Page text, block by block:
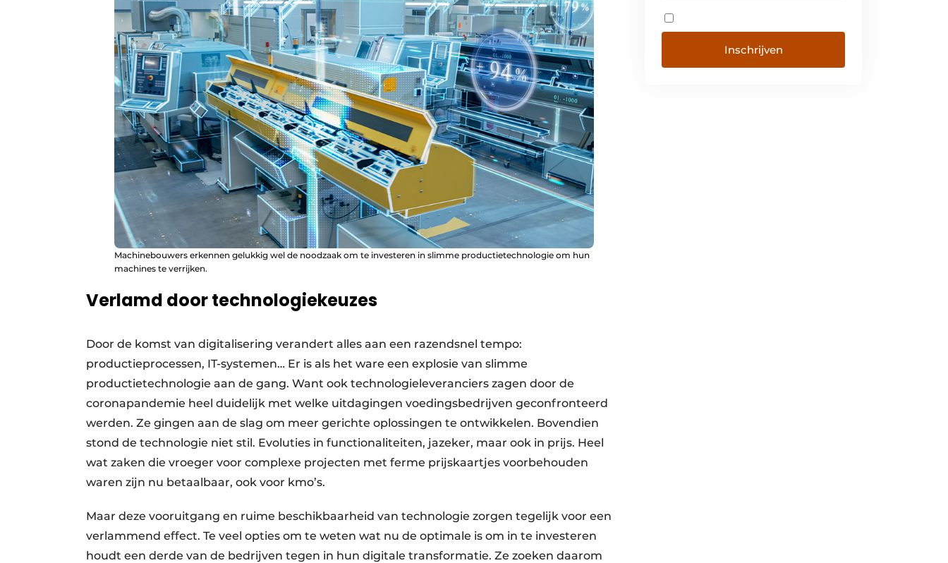
Machinebouwers erkennen gelukkig wel de noodzaak om te investeren in slimme productietechnologie om hun
machines te verrijken.
Verlamd door technologiekeuzes
Door de komst van digitalisering verandert alles aan een razendsnel tempo:
productieprocessen, IT-systemen… Er is als het ware een explosie van slimme
productietechnologie aan de gang. Want ook technologieleveranciers zagen door de
coronapandemie heel duidelijk met welke uitdagingen voedingsbedrijven geconfronteerd
werden. Ze gingen aan de slag om meer gerichte oplossingen te ontwikkelen. Bovendien
stond de technologie niet stil. Evoluties in functionaliteiten, jazeker, maar ook in prijs. Heel
wat zaken die vroeger voor complexe projecten met ferme prijskaartjes voorbehouden
waren zijn nu betaalbaar, ook voor kmo’s.
Maar deze vooruitgang en ruime beschikbaarheid van technologie zorgen tegelijk voor een
verlammend effect. Te veel opties om te weten wat nu de optimale is om in te investeren
houdt een derde van de bedrijven tegen in hun digitale transformatie. Ze zoeken daarom